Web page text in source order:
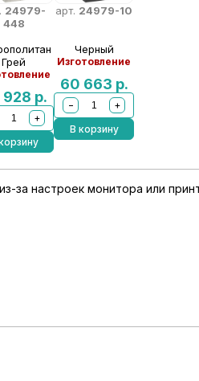
24979-
448
Грей
928 р.
+
арт. 24979-10
Черный
Изготовление
60 663 р.
−
+
В корзину
за настроек монитора или